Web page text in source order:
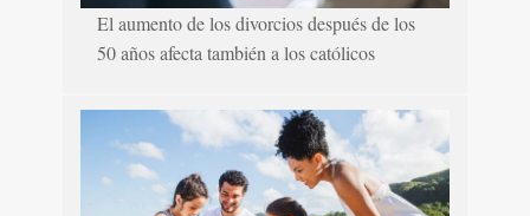
El aumento de los divorcios después de los
50 años afecta también a los católicos